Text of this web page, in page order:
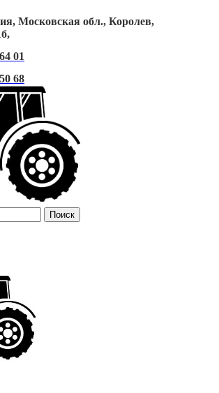
Московская обл., Королев,
01
68
Поиск